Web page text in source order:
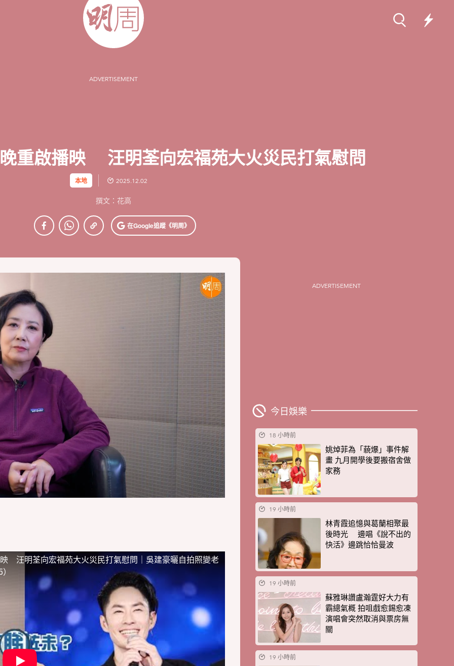
ADVERTISEMENT
重啟播映 汪明荃向宏福苑大火災民打氣慰問
本地 2025.12.02
撰文：花高
在Google追蹤《明周》
汪明荃向宏福苑大火災民打氣慰問｜吳建豪曬自拍照變老
ADVERTISEMENT
今日娛樂
18 小時前
姚焯菲為「藐爆」事件解
畫 九月開學後要搬宿舍做
家務
19 小時前
林青霞追憶與葛蘭相聚最
後時光 邊唱《說不出的
快活》邊跳恰恰曼波
19 小時前
蘇雅琳讚盧瀚霆好大力有
霸總氣概 拍咀戲愈錫愈凍
演唱會突然取消與票房無
關
19 小時前